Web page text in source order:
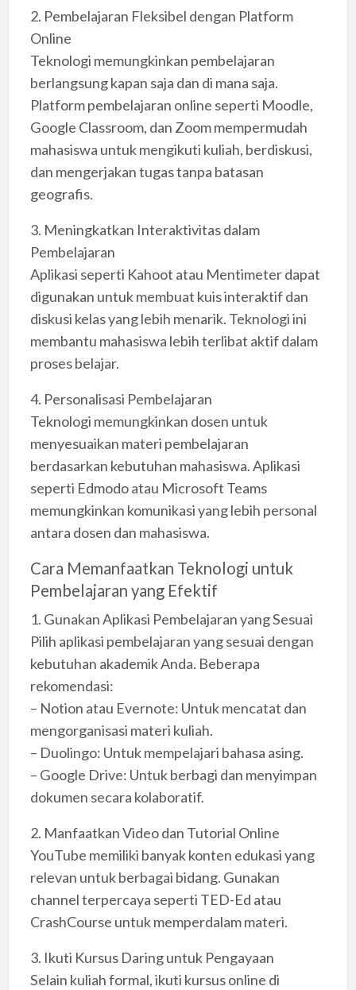
2. Pembelajaran Fleksibel dengan Platform
Online
Teknologi memungkinkan pembelajaran
berlangsung kapan saja dan di mana saja.
Platform pembelajaran online seperti Moodle,
Google Classroom, dan Zoom mempermudah
mahasiswa untuk mengikuti kuliah, berdiskusi,
dan mengerjakan tugas tanpa batasan
geografis.
3. Meningkatkan Interaktivitas dalam
Pembelajaran
Aplikasi seperti Kahoot atau Mentimeter dapat
digunakan untuk membuat kuis interaktif dan
diskusi kelas yang lebih menarik. Teknologi ini
membantu mahasiswa lebih terlibat aktif dalam
proses belajar.
4. Personalisasi Pembelajaran
Teknologi memungkinkan dosen untuk
menyesuaikan materi pembelajaran
berdasarkan kebutuhan mahasiswa. Aplikasi
seperti Edmodo atau Microsoft Teams
memungkinkan komunikasi yang lebih personal
antara dosen dan mahasiswa.
Cara Memanfaatkan Teknologi untuk
Pembelajaran yang Efektif
1. Gunakan Aplikasi Pembelajaran yang Sesuai
Pilih aplikasi pembelajaran yang sesuai dengan
kebutuhan akademik Anda. Beberapa
rekomendasi:
– Notion atau Evernote: Untuk mencatat dan
mengorganisasi materi kuliah.
– Duolingo: Untuk mempelajari bahasa asing.
– Google Drive: Untuk berbagi dan menyimpan
dokumen secara kolaboratif.
2. Manfaatkan Video dan Tutorial Online
YouTube memiliki banyak konten edukasi yang
relevan untuk berbagai bidang. Gunakan
channel terpercaya seperti TED-Ed atau
CrashCourse untuk memperdalam materi.
3. Ikuti Kursus Daring untuk Pengayaan
Selain kuliah formal, ikuti kursus online di